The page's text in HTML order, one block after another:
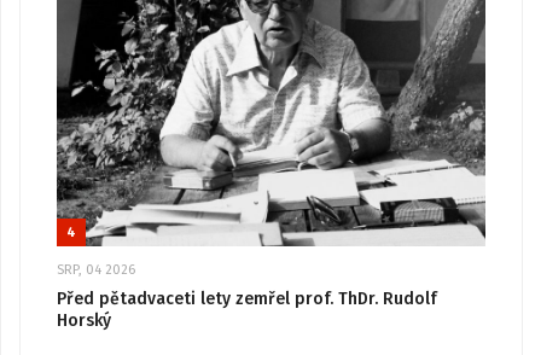
4
SRP, 04 2026
Před pětadvaceti lety zemřel prof. ThDr. Rudolf
Horský